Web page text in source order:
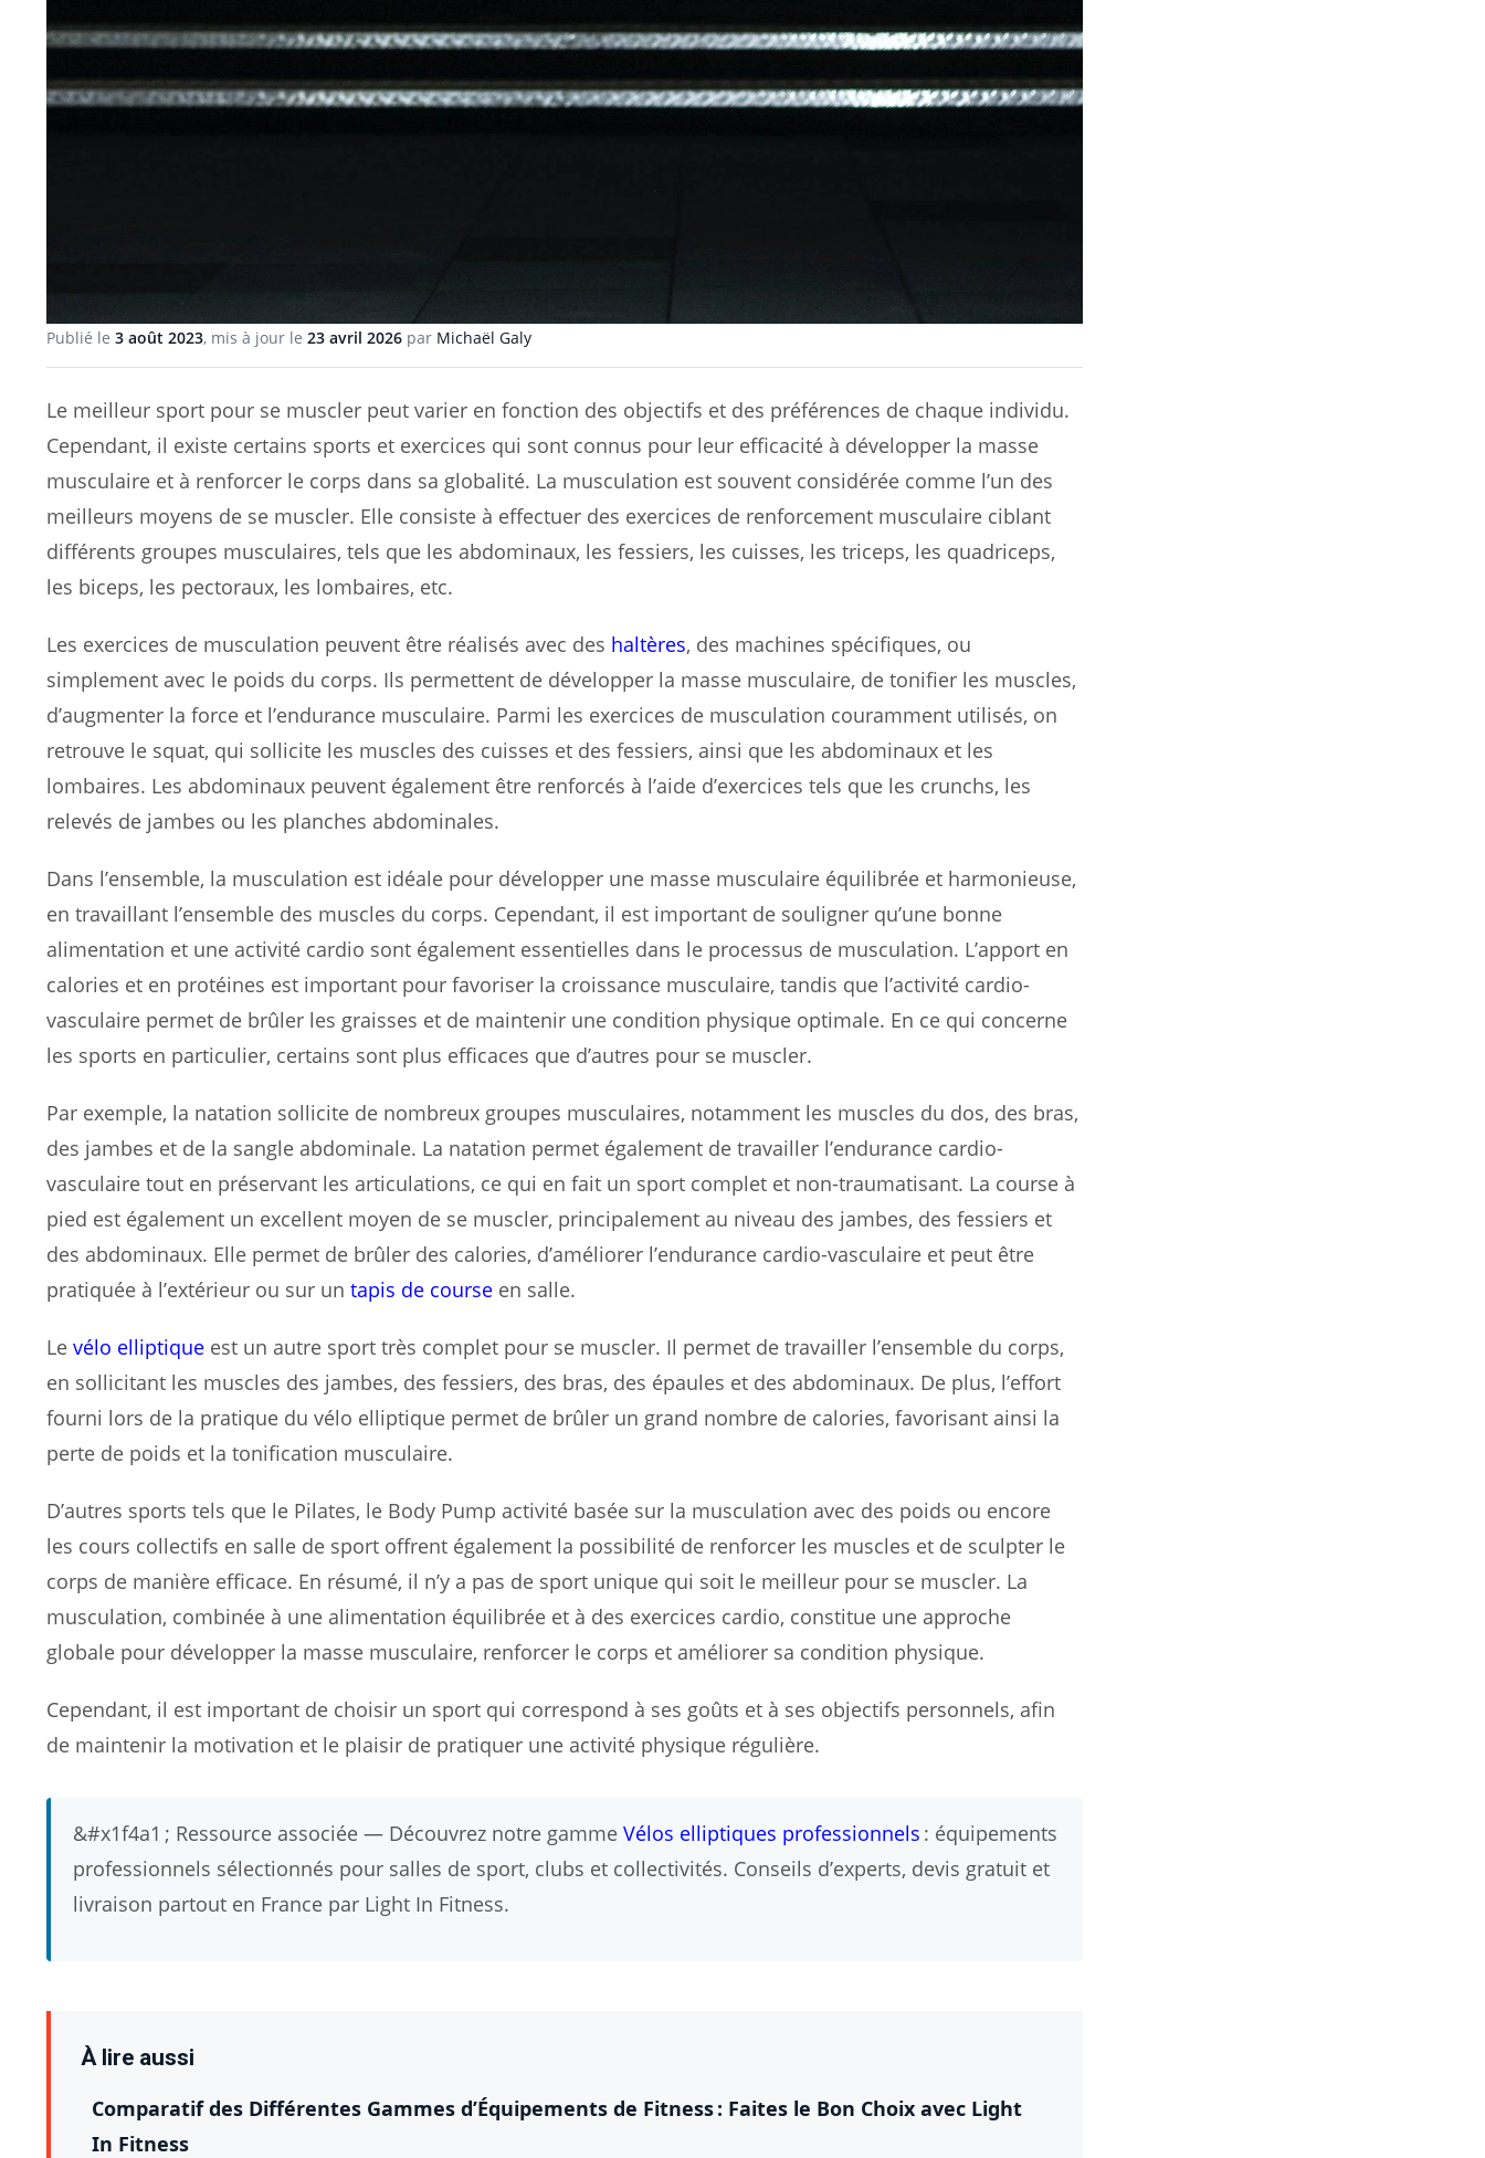
Publié le 3 août 2023, mis à jour le 23 avril 2026 par Michaël Galy
Le meilleur sport pour se muscler peut varier en fonction des objectifs et des préférences de chaque individu.
Cependant, il existe certains sports et exercices qui sont connus pour leur efficacité à développer la masse
musculaire et à renforcer le corps dans sa globalité. La musculation est souvent considérée comme l’un des
meilleurs moyens de se muscler. Elle consiste à effectuer des exercices de renforcement musculaire ciblant
différents groupes musculaires, tels que les abdominaux, les fessiers, les cuisses, les triceps, les quadriceps,
les biceps, les pectoraux, les lombaires, etc.
Les exercices de musculation peuvent être réalisés avec des haltères, des machines spécifiques, ou
simplement avec le poids du corps. Ils permettent de développer la masse musculaire, de tonifier les muscles,
d’augmenter la force et l’endurance musculaire. Parmi les exercices de musculation couramment utilisés, on
retrouve le squat, qui sollicite les muscles des cuisses et des fessiers, ainsi que les abdominaux et les
lombaires. Les abdominaux peuvent également être renforcés à l’aide d’exercices tels que les crunchs, les
relevés de jambes ou les planches abdominales.
Dans l’ensemble, la musculation est idéale pour développer une masse musculaire équilibrée et harmonieuse,
en travaillant l’ensemble des muscles du corps. Cependant, il est important de souligner qu’une bonne
alimentation et une activité cardio sont également essentielles dans le processus de musculation. L’apport en
calories et en protéines est important pour favoriser la croissance musculaire, tandis que l’activité cardio-
vasculaire permet de brûler les graisses et de maintenir une condition physique optimale. En ce qui concerne
les sports en particulier, certains sont plus efficaces que d’autres pour se muscler.
Par exemple, la natation sollicite de nombreux groupes musculaires, notamment les muscles du dos, des bras,
des jambes et de la sangle abdominale. La natation permet également de travailler l’endurance cardio-
vasculaire tout en préservant les articulations, ce qui en fait un sport complet et non-traumatisant. La course à
pied est également un excellent moyen de se muscler, principalement au niveau des jambes, des fessiers et
des abdominaux. Elle permet de brûler des calories, d’améliorer l’endurance cardio-vasculaire et peut être
pratiquée à l’extérieur ou sur un tapis de course en salle.
Le vélo elliptique est un autre sport très complet pour se muscler. Il permet de travailler l’ensemble du corps,
en sollicitant les muscles des jambes, des fessiers, des bras, des épaules et des abdominaux. De plus, l’effort
fourni lors de la pratique du vélo elliptique permet de brûler un grand nombre de calories, favorisant ainsi la
perte de poids et la tonification musculaire.
D’autres sports tels que le Pilates, le Body Pump activité basée sur la musculation avec des poids ou encore
les cours collectifs en salle de sport offrent également la possibilité de renforcer les muscles et de sculpter le
corps de manière efficace. En résumé, il n’y a pas de sport unique qui soit le meilleur pour se muscler. La
musculation, combinée à une alimentation équilibrée et à des exercices cardio, constitue une approche
globale pour développer la masse musculaire, renforcer le corps et améliorer sa condition physique.
Cependant, il est important de choisir un sport qui correspond à ses goûts et à ses objectifs personnels, afin
de maintenir la motivation et le plaisir de pratiquer une activité physique régulière.
&#x1f4a1 ; Ressource associée — Découvrez notre gamme Vélos elliptiques professionnels : équipements
professionnels sélectionnés pour salles de sport, clubs et collectivités. Conseils d’experts, devis gratuit et
livraison partout en France par Light In Fitness.
À lire aussi
Comparatif des Différentes Gammes d’Équipements de Fitness : Faites le Bon Choix avec Light
In Fitness